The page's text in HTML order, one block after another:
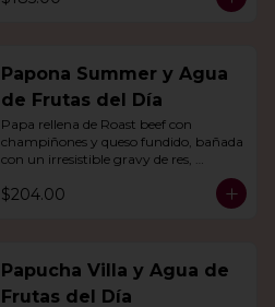
Papona Summer y Agua
de Frutas del Día
Papa rellena de Roast beef con
champiñones y queso fundido, bañada
con un irresistible gravy de res,
$204.00
Papucha Villa y Agua de
Frutas del Día